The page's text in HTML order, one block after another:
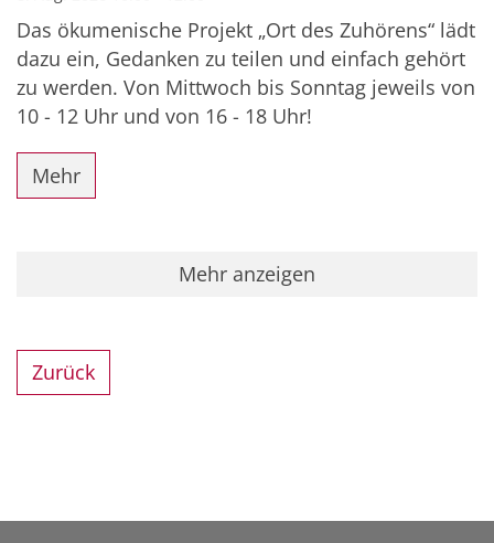
Das ökumenische Projekt „Ort des Zuhörens“ lädt
dazu ein, Gedanken zu teilen und einfach gehört
zu werden. Von Mittwoch bis Sonntag jeweils von
10 - 12 Uhr und von 16 - 18 Uhr!
Mehr
Mehr anzeigen
Zurück